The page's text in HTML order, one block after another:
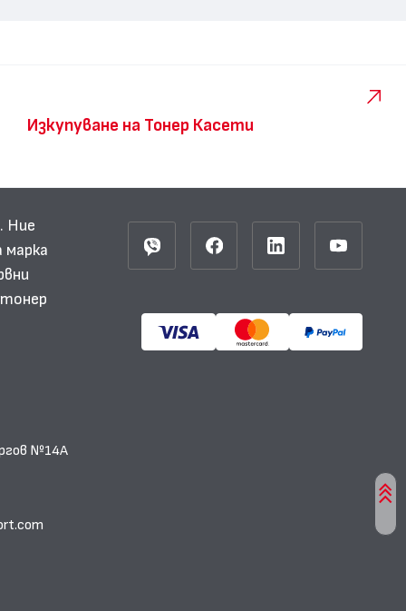
Изкупуване на Тонер Касети
Ние
марка
№14А